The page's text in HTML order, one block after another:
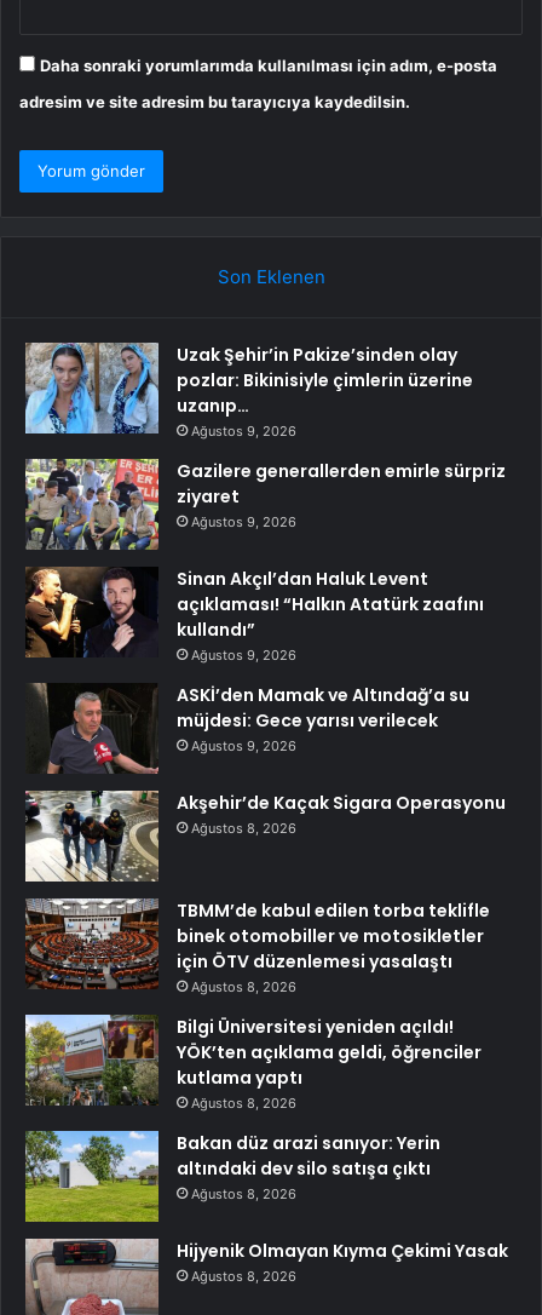
Daha sonraki yorumlarımda kullanılması için adım, e-posta
adresim ve site adresim bu tarayıcıya kaydedilsin.
Son Eklenen
Uzak Şehir’in Pakize’sinden olay
pozlar: Bikinisiyle çimlerin üzerine
uzanıp…
Ağustos 9, 2026
Gazilere generallerden emirle sürpriz
ziyaret
Ağustos 9, 2026
Sinan Akçıl’dan Haluk Levent
açıklaması! “Halkın Atatürk zaafını
kullandı”
Ağustos 9, 2026
ASKİ’den Mamak ve Altındağ’a su
müjdesi: Gece yarısı verilecek
Ağustos 9, 2026
Akşehir’de Kaçak Sigara Operasyonu
Ağustos 8, 2026
TBMM’de kabul edilen torba teklifle
binek otomobiller ve motosikletler
için ÖTV düzenlemesi yasalaştı
Ağustos 8, 2026
Bilgi Üniversitesi yeniden açıldı!
YÖK’ten açıklama geldi, öğrenciler
kutlama yaptı
Ağustos 8, 2026
Bakan düz arazi sanıyor: Yerin
altındaki dev silo satışa çıktı
Ağustos 8, 2026
Hijyenik Olmayan Kıyma Çekimi Yasak
Ağustos 8, 2026